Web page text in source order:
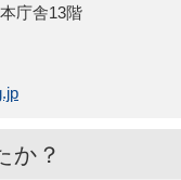
庁舎13階
か？